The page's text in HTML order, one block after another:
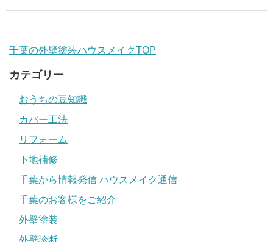
千葉の外壁塗装ハウスメイクTOP
カテゴリー
おうちの豆知識
カバー工法
リフォーム
下地補修
千葉から情報発信 ハウスメイク通信
千葉のお客様をご紹介
外壁塗装